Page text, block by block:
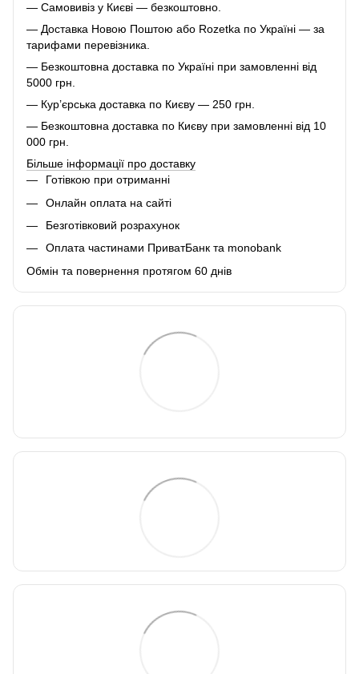
— Самовивіз у Києві — безкоштовно.
— Доставка Новою Поштою або Rozetka по Україні — за
тарифами перевізника.
— Безкоштовна доставка по Україні при замовленні від
5000 грн.
— Кур’єрська доставка по Києву — 250 грн.
— Безкоштовна доставка по Києву при замовленні від 10
000 грн.
Більше інформації про доставку
Готівкою при отриманні
Онлайн оплата на сайті
Безготівковий розрахунок
Оплата частинами ПриватБанк та monobank
Обмін та повернення протягом 60 днів